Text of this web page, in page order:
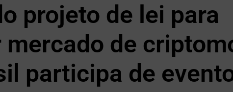
projeto de lei para
mercado de
participa de